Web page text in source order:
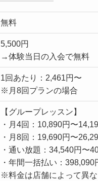
無料
5,500円
→体験当日の入会で無料
1回あたり：2,461円〜
※月8回プランの場合
【グループレッスン】
・月4回：10,890円〜
・月8回：19,690円〜
・通い放題：34,540円〜
・年間一括払い：
※料金は店舗によって異